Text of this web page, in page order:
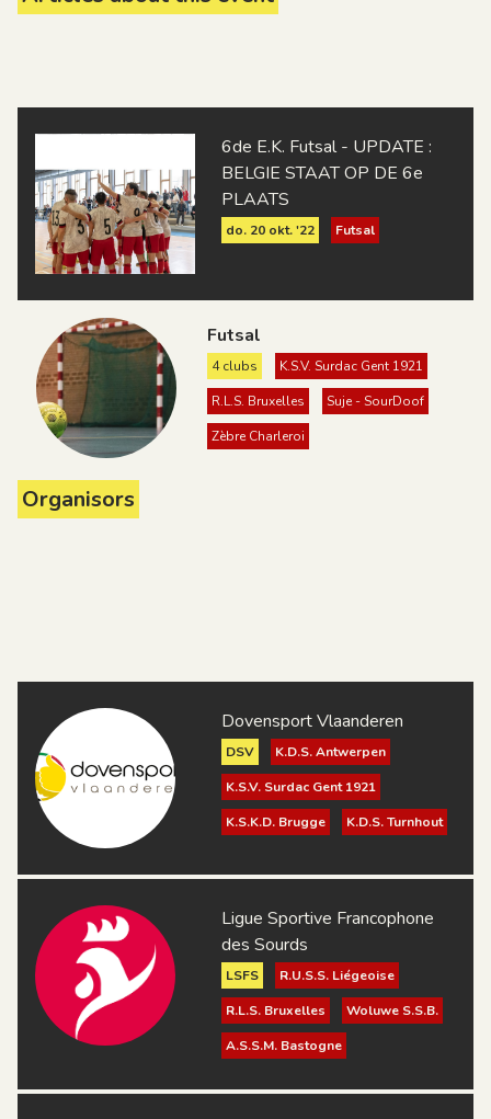
6de E.K. Futsal - UPDATE :
BELGIE STAAT OP DE 6e
PLAATS
do. 20 okt. '22 Futsal
Futsal
4 clubs
K.S.V. Surdac Gent 1921
R.L.S. Bruxelles
Suje - SourDoof
Zèbre Charleroi
Organisors
Dovensport Vlaanderen
DSV
K.D.S. Antwerpen
K.S.V. Surdac Gent 1921
K.S.K.D. Brugge
K.D.S. Turnhout
Sport V.G.T. Mechelen
Forza Deaf
Lidosport Hasselt
SVG Aalst-Denderstreek
Ligue Sportive Francophone
des Sourds
LSFS
R.U.S.S. Liégeoise
R.L.S. Bruxelles
Woluwe S.S.B.
A.S.S.M. Bastogne